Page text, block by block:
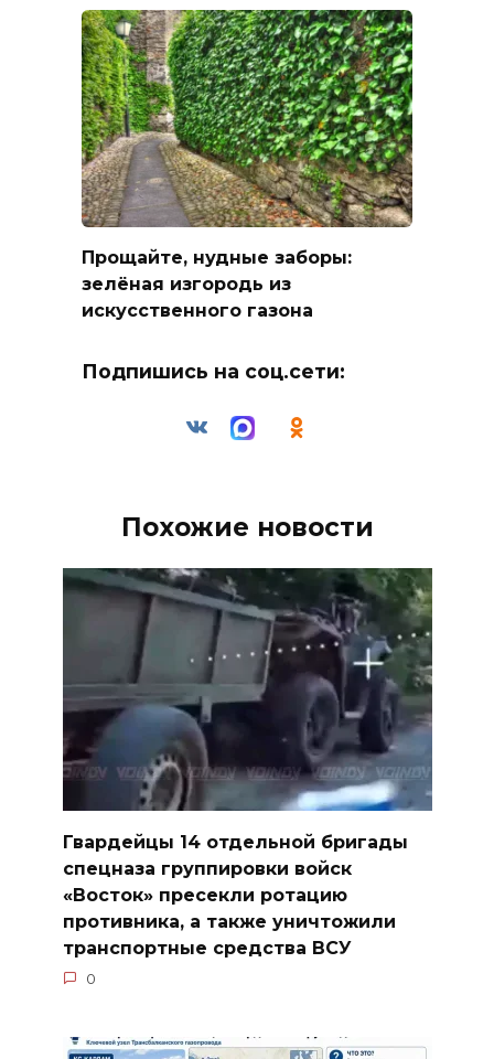
Прощайте, нудные заборы:
зелёная изгородь из
искусственного газона
Подпишись на соц.сети:
Похожие новости
Гвардейцы 14 отдельной бригады
спецназа группировки войск
«Восток» пресекли ротацию
противника, а также уничтожили
транспортные средства ВСУ
0